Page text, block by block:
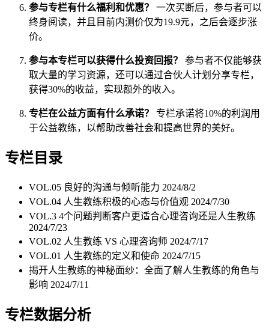
参与专栏有什么福利和优惠？
一次买断后，参与者可以
终身阅读，并且目前内测价仅为19.9元，之后会逐步涨
价。
参与本专栏可以获得什么投资回报？
参与者不仅能够获
取大量的学习资源，还可以通过合伙人计划分享专栏，
获得30%的收益，实现额外的收入。
专栏在公益方面有什么承诺？
专栏承诺将10%的利润用
于公益教练，以帮助改善社会和提高世界的美好。
专栏目录
VOL.05 良好的沟通与倾听能力 2024/8/2
VOL.04 人生教练积极的心态与价值观 2024/7/30
VOL.3 4个问题判断客户更适合心理咨询还是人生教练
2024/7/23
VOL.02 人生教练 VS 心理咨询师 2024/7/17
VOL.01 人生教练的定义和使命 2024/7/15
揭开人生教练的神秘面纱：全面了解人生教练的角色与
影响 2024/7/11
专栏数据分析